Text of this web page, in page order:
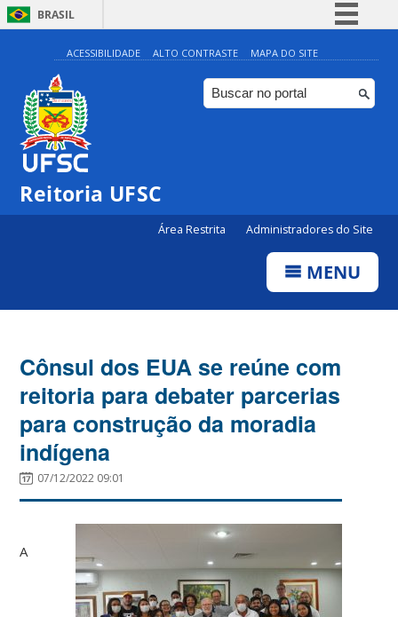
BRASIL
Simplifique!
Comunica BR
Participe
ACESSIBILIDADE ALTO CONTRASTE MAPA DO SITE
Reitoria UFSC
Área Restrita Administradores do Site
MENU
Cônsul dos EUA se reúne com
reitoria para debater parcerias
para construção da moradia
indígena
07/12/2022 09:01
A